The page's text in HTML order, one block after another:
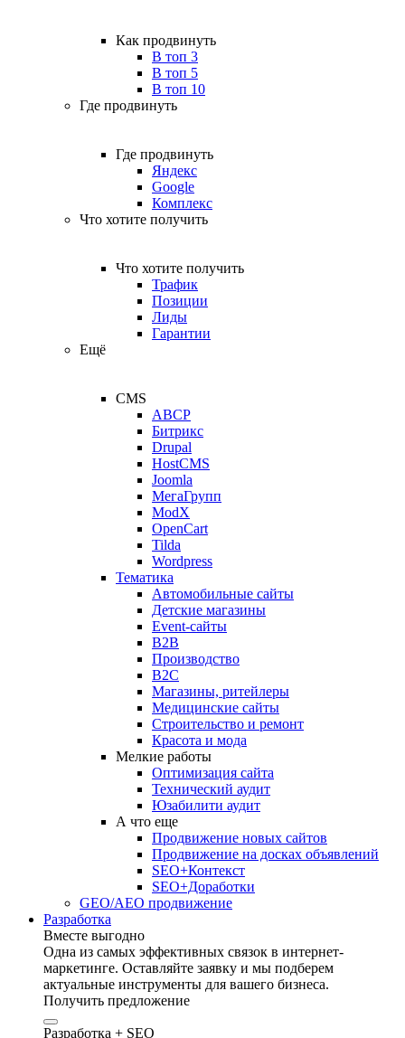
Как продвинуть
В топ 3
В топ 5
В топ 10
Где продвинуть
Где продвинуть
Яндекс
Google
Комплекс
Что хотите получить
Что хотите получить
Трафик
Позиции
Лиды
Гарантии
Ещё
CMS
ABCP
Битрикс
Drupal
HostCMS
Joomla
МегаГрупп
ModX
OpenCart
Tilda
Wordpress
Тематика
Автомобильные сайты
Детские магазины
Event-сайты
B2B
Производство
B2C
Магазины, ритейлеры
Медицинские сайты
Строительство и ремонт
Красота и мода
Мелкие работы
Оптимизация сайта
Технический аудит
Юзабилити аудит
А что еще
Продвижение новых сайтов
Продвижение на досках объявлений
SEO+Контекст
SEO+Доработки
GEO/AEO продвижение
Разработка
Вместе выгодно
Одна из самых эффективных связок в интернет-
маркетинге. Оставляйте заявку и мы подберем
актуальные инструменты для вашего бизнеса.
Получить предложение
Разработка + SEO